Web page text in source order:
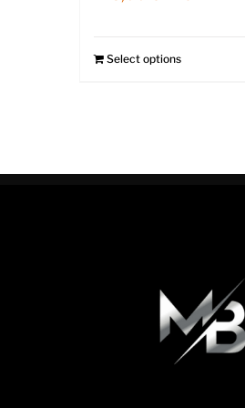
Select options